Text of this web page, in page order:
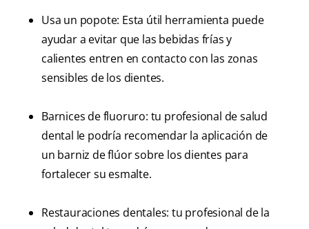
Usa un popote: Esta útil herramienta puede
ayudar a evitar que las bebidas frías y
calientes entren en contacto con las zonas
sensibles de los dientes.
Barnices de fluoruro: tu profesional de salud
dental le podría recomendar la aplicación de
un barniz de flúor sobre los dientes para
fortalecer su esmalte.
Restauraciones dentales: tu profesional de la